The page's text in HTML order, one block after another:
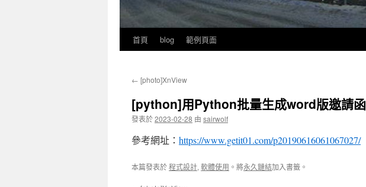
內
首頁 blog 範例頁面
← [photo]XnView
[python]用Python批量生成word版邀請函
發表於2023-02-28 由 sairwolf
參考網址： https://www.getit01.com/p20190616061067027/
本篇發表於程式設計, 軟體使用 。將永久鏈結加入書籤。